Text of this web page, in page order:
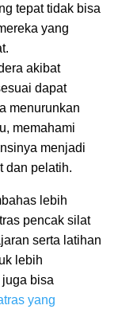
tepat tidak bisa
yang
akibat
dapat
menurunkan
memahami
menjadi
dan pelatih.
lebih
pencak silat
serta latihan
lebih
bisa
yang